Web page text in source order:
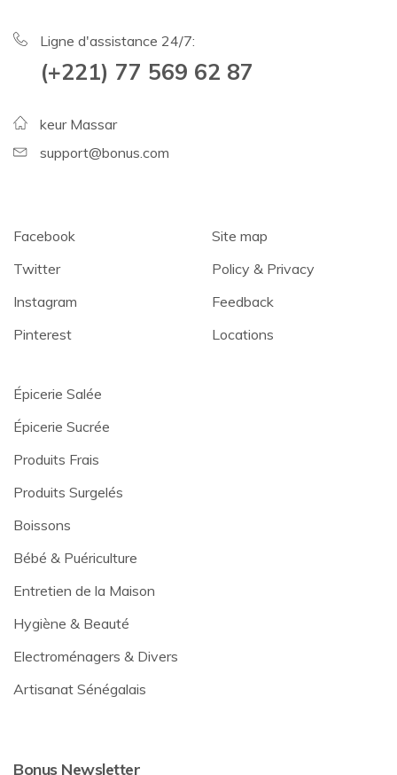
Ligne d'assistance 24/7:
(+221) 77 569 62 87
keur Massar
support@bonus.com
Facebook
Twitter
Instagram
Pinterest
Site map
Policy & Privacy
Feedback
Locations
Épicerie Salée
Épicerie Sucrée
Produits Frais
Produits Surgelés
Boissons
Bébé & Puériculture
Entretien de la Maison
Hygiène & Beauté
Electroménagers & Divers
Artisanat Sénégalais
Bonus Newsletter